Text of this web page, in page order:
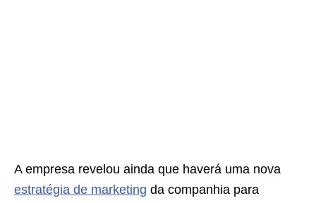
A empresa revelou ainda que haverá uma nova
estratégia de marketing da companhia para